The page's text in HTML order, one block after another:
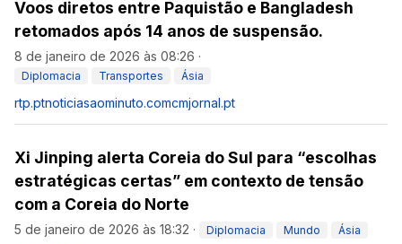
Voos diretos entre Paquistão e Bangladesh
retomados após 14 anos de suspensão.
8 de janeiro de 2026 às 08:26 ·
Diplomacia Transportes Ásia
rtp.ptnoticiasaominuto.comcmjornal.pt
Xi Jinping alerta Coreia do Sul para “escolhas
estratégicas certas” em contexto de tensão
com a Coreia do Norte
5 de janeiro de 2026 às 18:32 · Diplomacia Mundo Ásia